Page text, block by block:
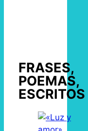
FRASES,
POEMAS,
ESCRITOS